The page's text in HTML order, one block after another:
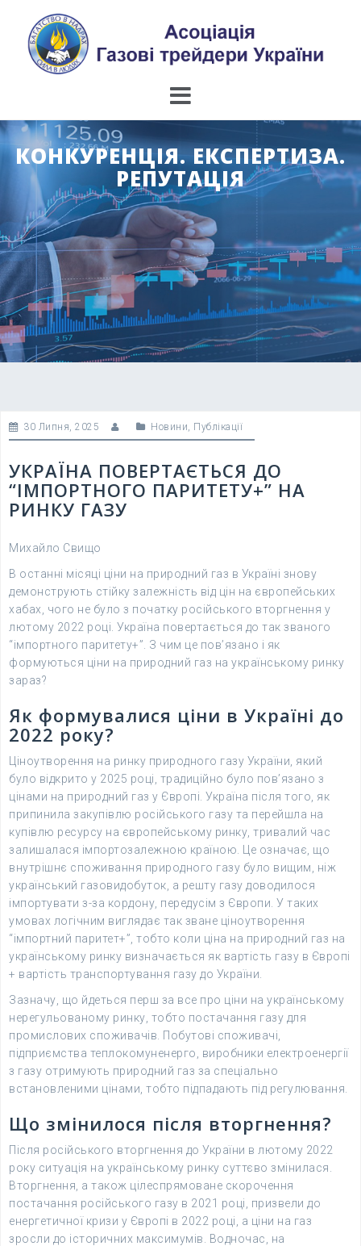
content
КОНКУРЕНЦІЯ. ЕКСПЕРТИЗА.
РЕПУТАЦІЯ
30 Липня, 2025 Новини, Публікації
УКРАЇНА ПОВЕРТАЄТЬСЯ ДО
“ІМПОРТНОГО ПАРИТЕТУ+” НА
РИНКУ ГАЗУ
Михайло Свищо
В останні місяці ціни на природний газ в Україні знову
демонструють стійку залежність від цін на європейських
хабах, чого не було з початку російського вторгнення у
лютому 2022 році. Україна повертається до так званого
“імпортного паритету+”. З чим це пов’язано і як
формуються ціни на природний газ на українському ринку
зараз?
Як формувалися ціни в Україні до
2022 року?
Ціноутворення на ринку природного газу України, який
було відкрито у 2025 році, традиційно було пов’язано з
цінами на природний газ у Європі. Україна після того, як
припинила закупівлю російського газу та перейшла на
купівлю ресурсу на європейському ринку, тривалий час
залишалася імпортозалежною країною. Це означає, що
внутрішнє споживання природного газу було вищим, ніж
український газовидобуток, а решту газу доводилося
імпортувати з-за кордону, передусім з Європи. У таких
умовах логічним виглядає так зване ціноутворення
“імпортний паритет+”, тобто коли ціна на природний газ на
українському ринку визначається як вартість газу в Європі
+ вартість транспортування газу до України.
Зазначу, що йдеться перш за все про ціни на українському
нерегульованому ринку, тобто постачання газу для
промислових споживачів. Побутові споживачі,
підприємства теплокомуненерго, виробники електроенергії
з газу отримують природний газ за спеціально
встановленими цінами, тобто підпадають під регулювання.
Що змінилося після вторгнення?
Після російського вторгнення до України в лютому 2022
року ситуація на українському ринку суттєво змінилася.
Вторгнення, а також цілеспрямоване скорочення
постачання російського газу в 2021 році, призвели до
енергетичної кризи у Європі в 2022 році, а ціни на газ
зросли до історичних максимумів. Водночас, на